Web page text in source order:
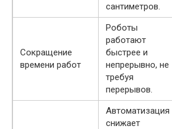
сантиметров.
Сокращение
времени работ
Роботы
работают
быстрее и
непрерывно, не
требуя
перерывов.
Автоматизация
снижает